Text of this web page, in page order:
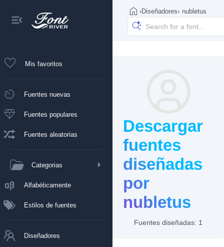
Mis favoritos
Fuentes nuevas
Fuentes populares
Fuentes aleatorias
Categorias
Alfabéticamente
Estilos de fuentes
Diseñadores
›Diseñadores› nubletus
Descargar
fuentes
diseñadas
por
nubletus
Fuentes diseñadas: 1